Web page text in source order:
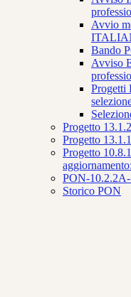
Avvio
Bando
Avviso
Progetti
Progetto
Progetto
Progetto
PON-
Storico PON